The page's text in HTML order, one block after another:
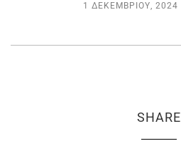
1 ΔΕΚΕΜΒΡΊΟΥ, 2024
SHARE